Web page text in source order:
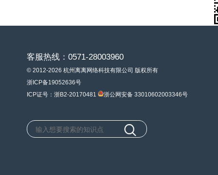
客服热线：0571-28003960
© 2012-2026 杭州离离网络科技有限公司 版权所有
浙ICP备19052636号
ICP证号：浙B2-20170481
浙公网安备 33010602003346号